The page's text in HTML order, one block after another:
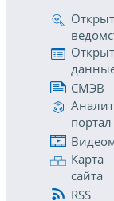
СМЭВ
портал
Карта
сайта
RSS